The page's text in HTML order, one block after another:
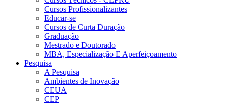
Cursos Profissionalizantes
Educar-se
Cursos de Curta Duração
Graduação
Mestrado e Doutorado
MBA, Especialização E Aperfeiçoamento
Pesquisa
A Pesquisa
Ambientes de Inovação
CEUA
CEP